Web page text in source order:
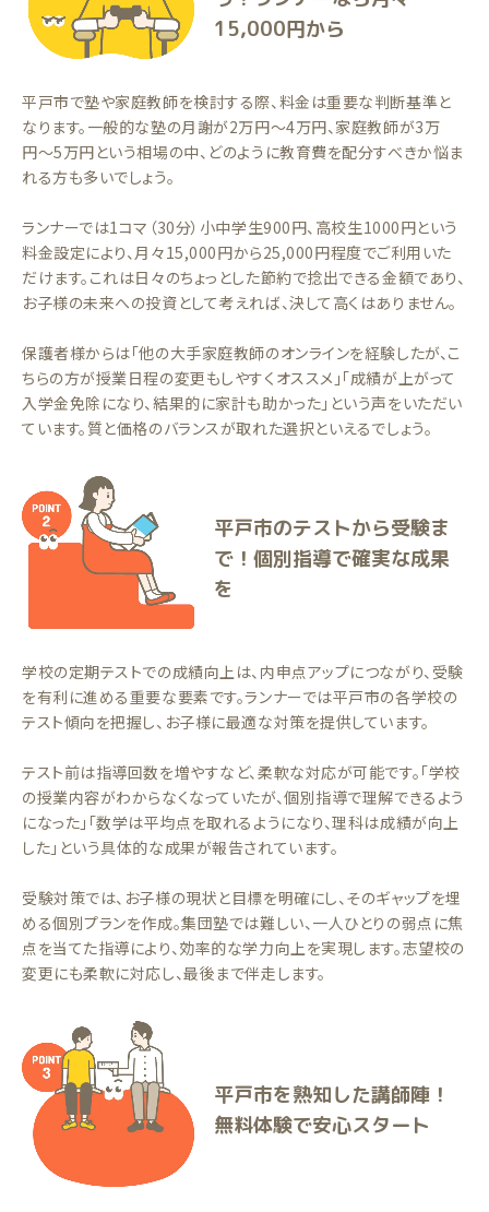
15,000円から
平戸市で塾や家庭教師を検討する際、料金は重要な判断基準と
なります。一般的な塾の月謝が2万円〜4万円、家庭教師が3万
円〜5万円という相場の中、どのように教育費を配分すべきか悩ま
れる方も多いでしょう。
ランナーでは1コマ（30分）小中学生900円、高校生1000円という
料金設定により、月々15,000円から25,000円程度でご利用いた
だけます。これは日々のちょっとした節約で捻出できる金額であり、
お子様の未来への投資として考えれば、決して高くはありません。
保護者様からは「他の大手家庭教師のオンラインを経験したが、こ
ちらの方が授業日程の変更もしやすくオススメ」「成績が上がって
入学金免除になり、結果的に家計も助かった」という声をいただい
ています。質と価格のバランスが取れた選択といえるでしょう。
平戸市のテストから受験ま
で！個別指導で確実な成果
を
学校の定期テストでの成績向上は、内申点アップにつながり、受験
を有利に進める重要な要素です。ランナーでは平戸市の各学校の
テスト傾向を把握し、お子様に最適な対策を提供しています。
テスト前は指導回数を増やすなど、柔軟な対応が可能です。「学校
の授業内容がわからなくなっていたが、個別指導で理解できるよう
になった」「数学は平均点を取れるようになり、理科は成績が向上
した」という具体的な成果が報告されています。
受験対策では、お子様の現状と目標を明確にし、そのギャップを埋
める個別プランを作成。集団塾では難しい、一人ひとりの弱点に焦
点を当てた指導により、効率的な学力向上を実現します。志望校の
変更にも柔軟に対応し、最後まで伴走します。
平戸市を熟知した講師陣！
無料体験で安心スタート